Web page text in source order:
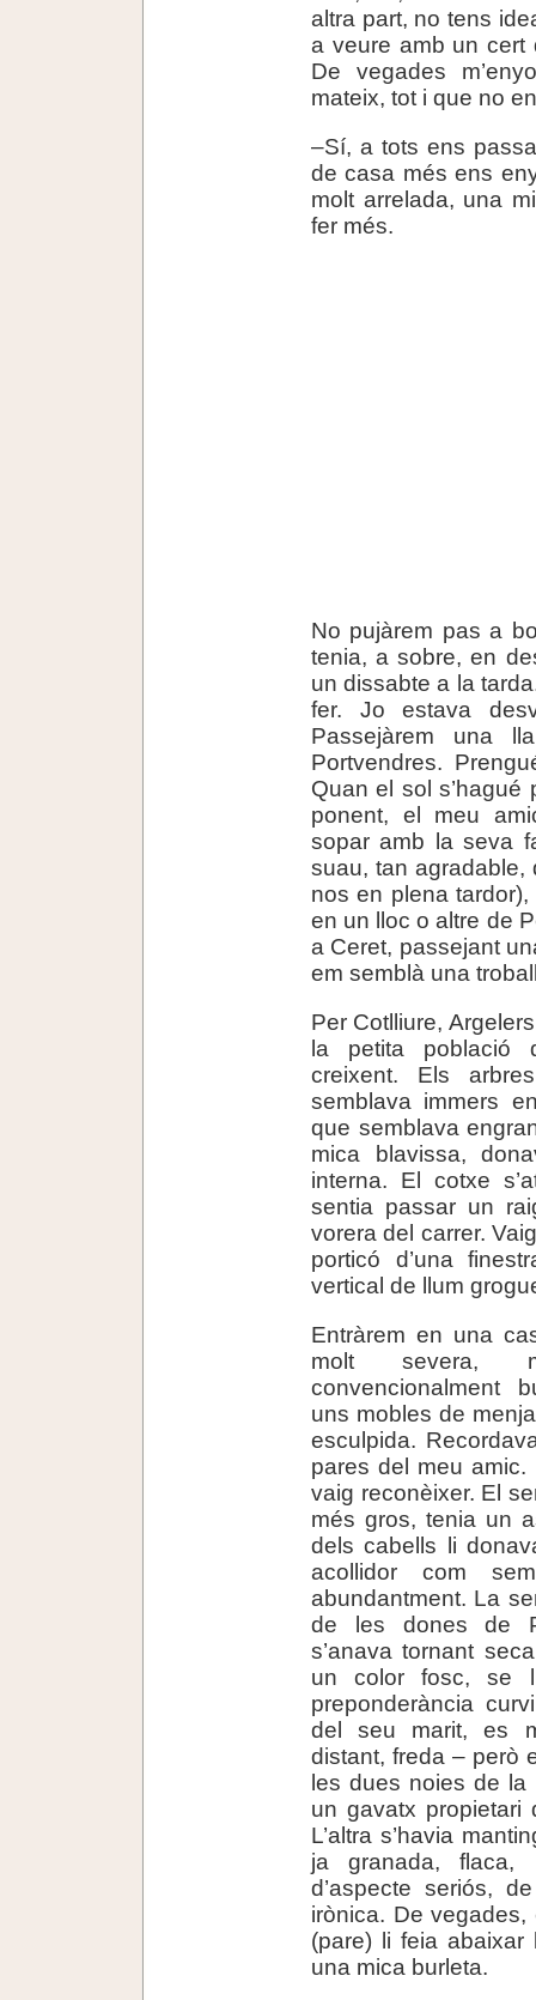
altra part, no tens
a veure amb un cert
De vegades
mateix, tot i que no
–Sí, a tots ens
de casa més ens
molt arrelada, una
fer més.
No pujàrem pas a
tenia, a sobre, en
un dissabte a la
fer. Jo estava
Passejàrem una
Portvendres.
Quan el sol
ponent, el meu
sopar amb la seva
suau, tan agradable,
nos en plena
en un lloc o altre de
a Ceret, passejant
em semblà una
Per Cotlliure,
la petita població
creixent. Els
semblava immers
que semblava
mica blavissa,
interna. El cotxe
sentia passar un
vorera del carrer.
porticó d’una
vertical de llum
Entràrem en una
molt severa,
convencionalment
uns mobles de
esculpida.
pares del meu amic.
vaig reconèixer. El
més gros, tenia un
dels cabells li
acollidor com
abundantment. La
de les dones de
s’anava tornant
un color fosc, se
preponderància
del seu marit, es
distant, freda – però
les dues noies de la
un gavatx propietari
L’altra s’havia
ja granada, flaca,
d’aspecte seriós,
irònica. De
(pare) li feia
una mica burleta.